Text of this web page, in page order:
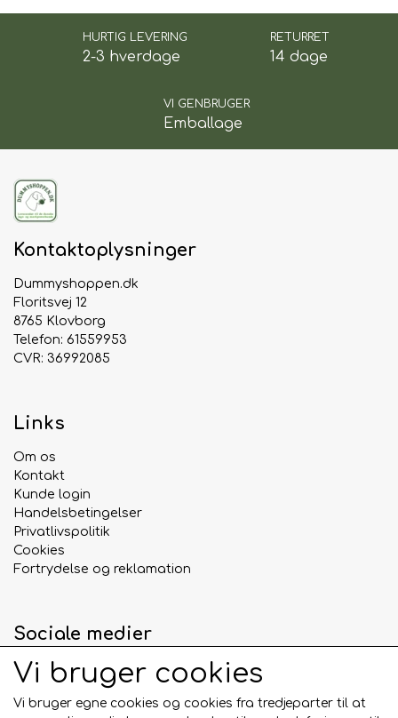
HURTIG LEVERING
2-3 hverdage
RETURRET
14 dage
VI GENBRUGER
Emballage
Kontaktoplysninger
Dummyshoppen.dk
Floritsvej 12
8765 Klovborg
Telefon: 61559953
CVR: 36992085
Links
Om os
Kontakt
Kunde login
Handelsbetingelser
Privatlivspolitik
Cookies
Fortrydelse og reklamation
Sociale medier
Vi bruger cookies
Vi bruger egne cookies og cookies fra tredjeparter til at